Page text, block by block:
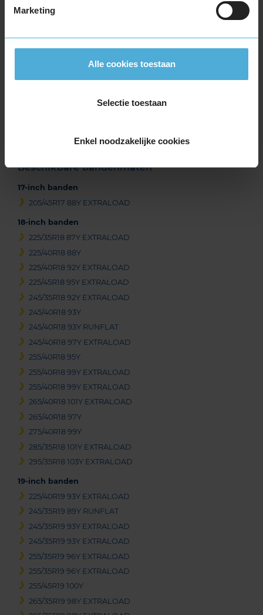
Marketing
Alle cookies toestaan
Selectie toestaan
Enkel noodzakelijke cookies
Item
Beschikbare bandenmaten
17-inch banden
205/45R17 88Y EXTRALOAD
18-inch banden
225/35R18 87Y EXTRALOAD
225/40R18 88Y
225/40R18 92Y EXTRALOAD
225/45R18 95Y EXTRALOAD
245/35R18 92Y EXTRALOAD
245/40R18 93Y
245/40R18 93Y RUNFLAT
245/40R18 97Y EXTRALOAD
255/40R18 95Y
255/40R18 99Y EXTRALOAD
255/40R18 99Y EXTRALOAD
265/40R18 101Y EXTRALOAD
265/40R18 97Y
275/40R18 99Y
285/35R18 101Y EXTRALOAD
295/35R18 103Y EXTRALOAD
19-inch banden
225/40R19 93Y EXTRALOAD
245/35R19 89Y RUNFLAT
245/35R19 93Y EXTRALOAD
245/35R19 93Y EXTRALOAD
255/35R19 96Y EXTRALOAD
255/35R19 96Y EXTRALOAD
255/45R19 100Y
265/35R19 98Y EXTRALOAD